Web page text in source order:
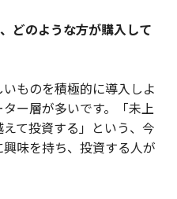
どのような方が購入して
ものを積極的に導入しよ
ー層が多いです。「未上
て投資する」という、今
味を持ち、投資する人が